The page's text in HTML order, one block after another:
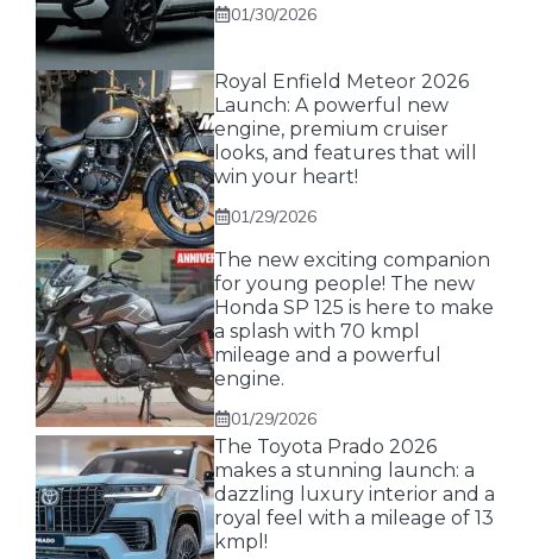
01/30/2026
Royal Enfield Meteor 2026
Launch: A powerful new
engine, premium cruiser
looks, and features that will
win your heart!
01/29/2026
The new exciting companion
for young people! The new
Honda SP 125 is here to make
a splash with 70 kmpl
mileage and a powerful
engine.
01/29/2026
The Toyota Prado 2026
makes a stunning launch: a
dazzling luxury interior and a
royal feel with a mileage of 13
kmpl!